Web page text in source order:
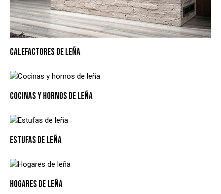
CALEFACTORES DE LEÑA
COCINAS Y HORNOS DE LEÑA
ESTUFAS DE LEÑA
HOGARES DE LEÑA